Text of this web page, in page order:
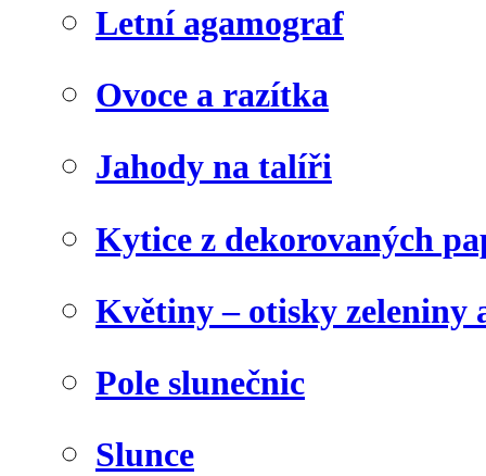
Letní agamograf
Ovoce a razítka
Jahody na talíři
Kytice z dekorovaných
Květiny – otisky zeleniny
Pole slunečnic
Slunce